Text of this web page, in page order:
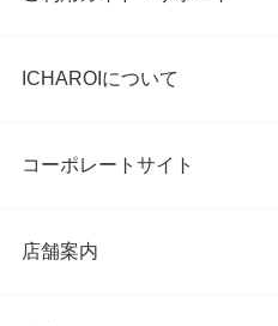
ICHAROIについて
コーポレートサイト
店舗案内